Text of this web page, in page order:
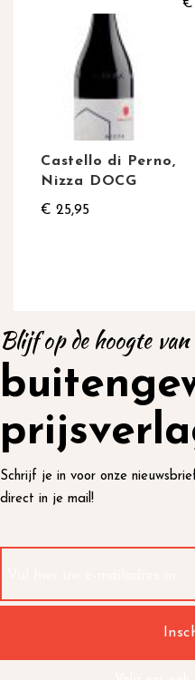
€
Castello di Perno,
Nizza DOCG
€ 25,95
Blijf op de hoogte van
Schrijf je in voor onze
direct in je mail!